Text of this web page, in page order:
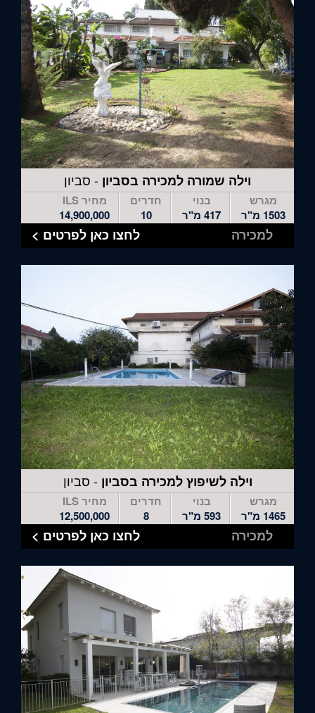
וילה שמורה למכירה בסביון - סביון
מגרש
1503 מ"ר
בנוי
417 מ"ר
חדרים
10
מחיר ILS
14,900,000
למכירה לחצו כאן לפרטים >
וילה לשיפוץ למכירה בסביון- סביון
מגרש
1465 מ"ר
בנוי
593 מ"ר
חדרים
8
מחיר ILS
12,500,000
למכירה לחצו כאן לפרטים >